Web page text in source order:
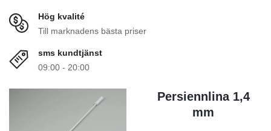
Hög kvalité
Till marknadens bästa priser
sms kundtjänst
09:00 - 20:00
Persiennlina 1,4
mm